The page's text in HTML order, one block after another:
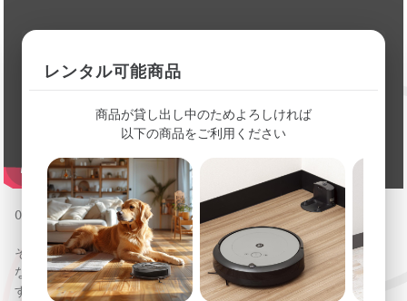
040157
そろそろうちも高性能ロボット掃除機を導入しようか
な……。部屋中をくまなく掃除して、ベッドの下のほこりも
すっきり! ルンバ600シリーズの10倍の吸引力を誇る
レンタル可能商品
商品が貸し出し中のためよろしければ
以下の商品をご利用ください